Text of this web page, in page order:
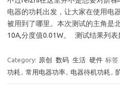
电器的功耗出发，让大家在使用电
被用到了哪里。本次测试的主角是
10A,分度值0.01W。 测试结果列
Category: 原创 数码 生活 硬件 标签
功耗 , 常用电器功率, 电器待机功耗 ,